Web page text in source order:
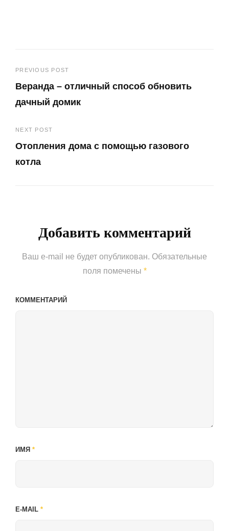
Навигация
по
PREVIOUS POST
Веранда – отличный способ обновить
дачный домик
Post
NEXT POST
Отопления дома с помощью газового
котла
Добавить комментарий
Ваш e-mail не будет опубликован. Обязательные
поля помечены *
КОММЕНТАРИЙ
ИМЯ *
E-MAIL *